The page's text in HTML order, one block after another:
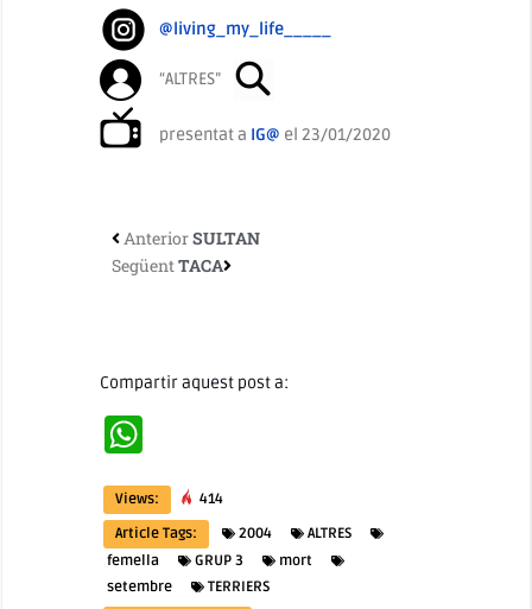
@living_my_life_____
“ALTRES”
presentat a IG@ el 23/01/2020
AnteriorSULTAN
SegüentTACA
Compartir aquest post a:
WhatsApp
Views:
414
Article Tags:
2004
ALTRES
femella
GRUP 3
mort
setembre
TERRIERS